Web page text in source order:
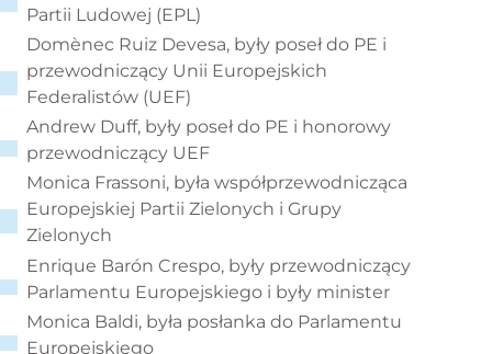
Partii Ludowej (EPL)
Domènec Ruiz Devesa, były poseł do PE i
przewodniczący Unii Europejskich
Federalistów (UEF)
Andrew Duff, były poseł do PE i honorowy
przewodniczący UEF
Monica Frassoni, była współprzewodnicząca
Europejskiej Partii Zielonych i Grupy
Zielonych
Enrique Barón Crespo, były przewodniczący
Parlamentu Europejskiego i były minister
Monica Baldi, była posłanka do Parlamentu
Europejskiego